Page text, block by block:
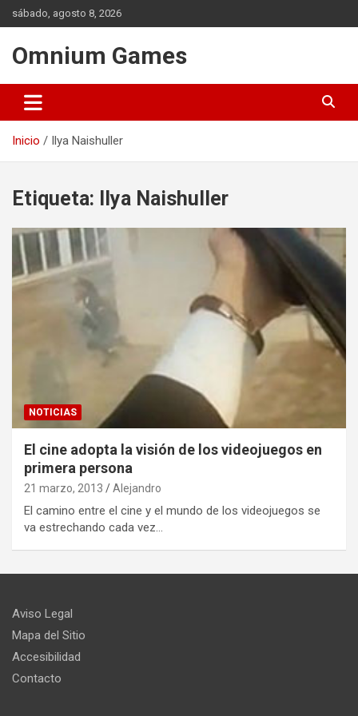
Saltar
al
sábado, agosto 8, 2026
Omnium Games
Inicio Ilya Naishuller
Etiqueta: Ilya Naishuller
NOTICIAS
El cine adopta la visión de los videojuegos en
primera persona
21 marzo, 2013 Alejandro
El camino entre el cine y el mundo de los videojuegos se
va estrechando cada vez…
Aviso Legal
Mapa del Sitio
Accesibilidad
Contacto